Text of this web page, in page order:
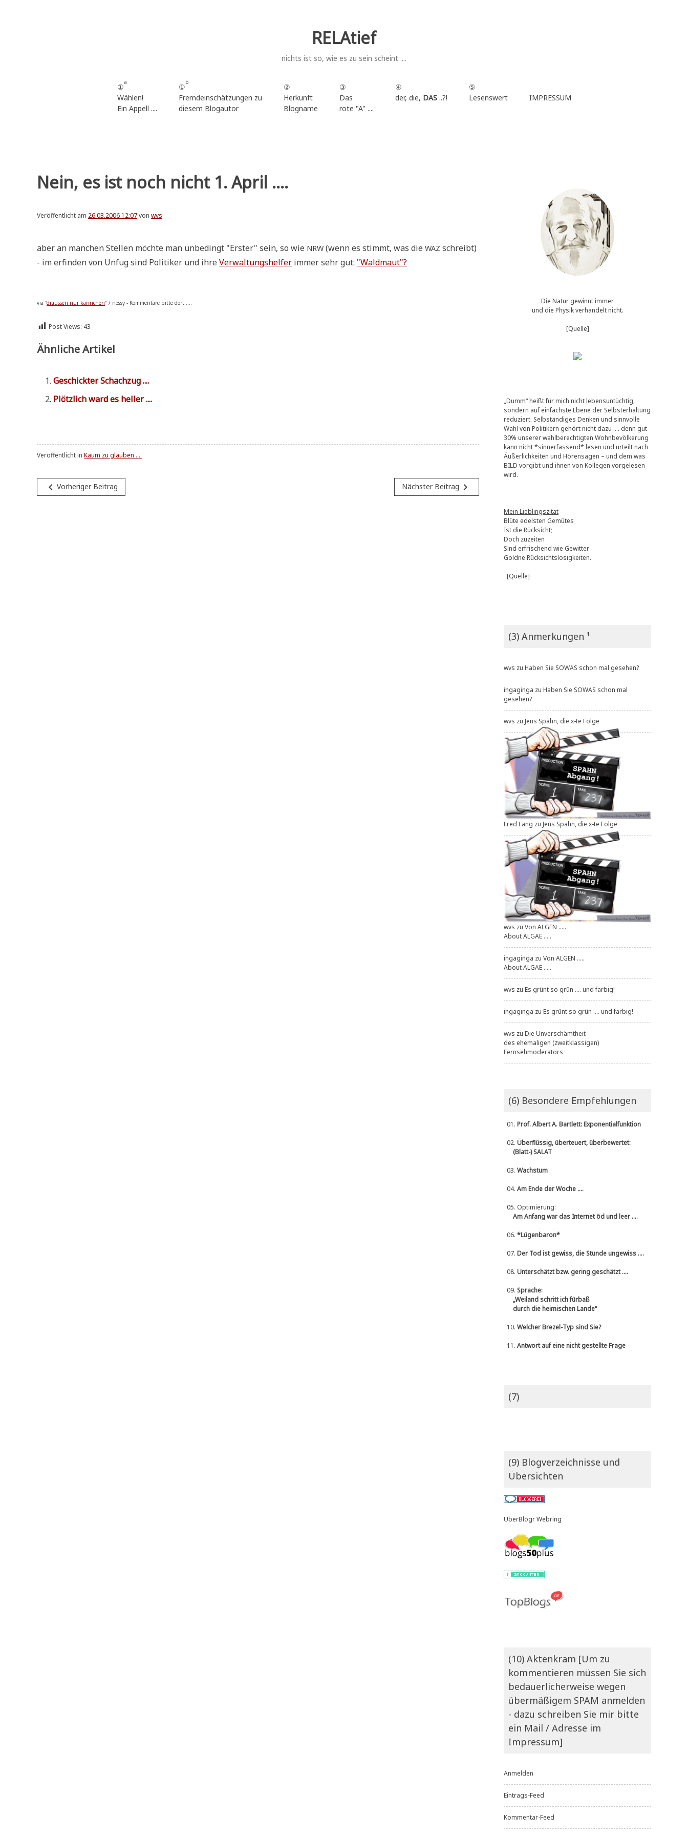
RELAtief
nichts ist so, wie es zu sein scheint ....
①
a
Wählen!
Ein Appell ....
①
b
Fremdeinschätzungen zu
diesem Blogautor
②
Herkunft
Blogname
③
Das
rote "A" ....
④
der, die, DAS..?!
⑤
Lesenswert
IMPRESSUM
Nein, es ist noch nicht 1. April ....
Veröffentlicht am 26.03.2006 12:07von wvs
aber an man­chen Stel­len möch­te man unbe­dingt "Erster" sein, so wie NRW (wenn es stimmt, was die WAZ schreibt)
- im erfin­den von Unfug sind Poli­ti­ker und ihre Ver­wal­tungs­hel­fer immer sehr gut: "Wald­maut"?
via "drau­ssen nur känn­chen" / nes­sy - Kom­men­ta­re bit­te dort ....
Post Views: 43
Ähnliche Artikel
Geschick­ter Schachzug ....
Plötz­lich ward es heller ....
Veröffentlicht in Kaum zu glauben ....
Beitragsnavigation
navigate_before Vorheriger Beitrag Nächster Beitrag navigate_next
Die Natur gewinnt immer
und die Physik verhandelt nicht.
[Quelle]
„Dumm“ heißt für mich nicht lebensuntüchtig,
sondern auf einfachste Ebene der Selbsterhaltung
reduziert. Selbständiges Denken und sinnvolle
Wahl von Politikern gehört nicht dazu …. denn gut
30% unserer wahlberechtigten Wohnbevölkerung
kann nicht *sinnerfassend* lesen und urteilt nach
Äußerlichkeiten und Hörensagen – und dem was
BILD vorgibt und ihnen von Kollegen vorgelesen
wird.
Mein Lieblingszitat
Blüte edelsten Gemütes
Ist die Rücksicht;
Doch zuzeiten
Sind erfrischend wie Gewitter
Goldne Rücksichtslosigkeiten.
[Quelle]
(3) Anmerkungen ¹
wvs zu Haben Sie SOWAS schon mal gesehen?
ingaginga zu Haben Sie SOWAS schon mal
gesehen?
wvs zu Jens Spahn, die x-te Folge
Fred Lang zu Jens Spahn, die x-te Folge
wvs zu Von ALGEN .....
About ALGAE .....
ingaginga zu Von ALGEN .....
About ALGAE .....
wvs zu Es grünt so grün .... und farbig!
ingaginga zu Es grünt so grün .... und farbig!
wvs zu Die Unverschämtheit
des ehemaligen (zweitklassigen)
Fernsehmoderators
(6) Besondere Empfehlungen
01. Prof. Albert A. Bartlett: Exponentialfunktion
02. Überflüssig, überteuert, überbewertet:
(Blatt-) SALAT
03. Wachstum
04. Am Ende der Woche ....
05. Optimierung:
Am Anfang war das Internet öd und leer ....
06. *Lügenbaron*
07. Der Tod ist gewiss, die Stunde ungewiss ....
08. Unterschätzt bzw. gering geschätzt ....
09. Sprache:
„Weiland schritt ich fürbaß
durch die heimischen Lande“
10. Welcher Brezel-Typ sind Sie?
11. Antwort auf eine nicht gestellte Frage
(7)
(9) Blogverzeichnisse und
Übersichten
UberBlogr Webring
(10) Aktenkram [Um zu
kommentieren müssen Sie sich
bedauerlicherweise wegen
übermäßigem SPAM anmelden
- dazu schreiben Sie mir bitte
ein Mail / Adresse im
Impressum]
Anmelden
Eintrags-Feed
Kommentar-Feed